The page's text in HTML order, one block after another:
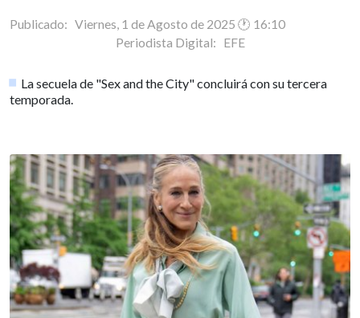
Publicado: Viernes, 1 de Agosto de 2025 🕐 16:10
Periodista Digital: EFE
La secuela de "Sex and the City" concluirá con su tercera
temporada.